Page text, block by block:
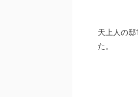
天上人の
た。